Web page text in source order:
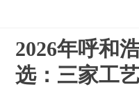
2026年呼和
选：三家工